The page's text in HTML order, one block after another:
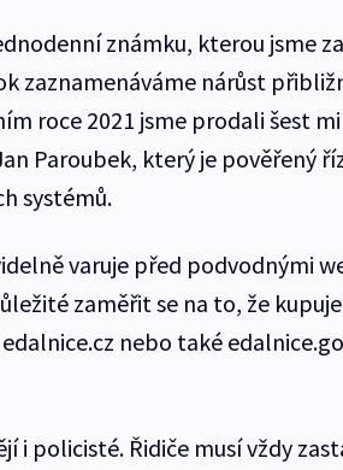
známku, kterou jsme
zaznamenáváme nárůst
roce 2021 jsme prodali šest
Paroubek, který je pověřený
systémů.
varuje před podvodnými
zaměřit se na to, že
nebo také
i policisté. Řidiče musí vždy